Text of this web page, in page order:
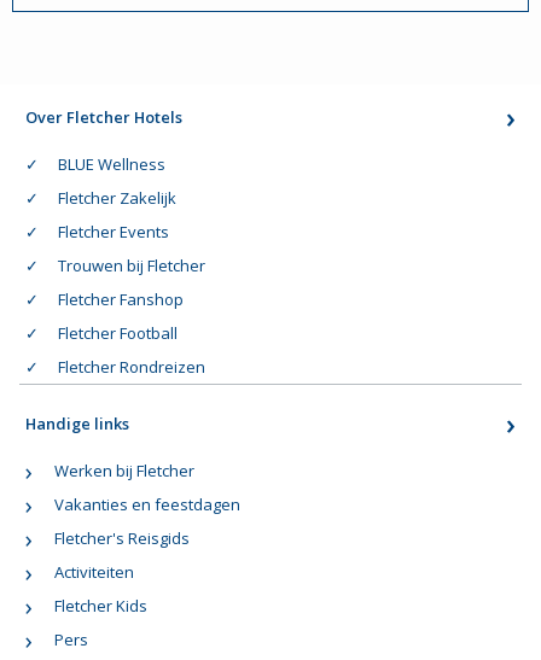
Over Fletcher Hotels
BLUE Wellness
Fletcher Zakelijk
Fletcher Events
Trouwen bij Fletcher
Fletcher Fanshop
Fletcher Football
Fletcher Rondreizen
Handige links
Werken bij Fletcher
Vakanties en feestdagen
Fletcher's Reisgids
Activiteiten
Fletcher Kids
Pers